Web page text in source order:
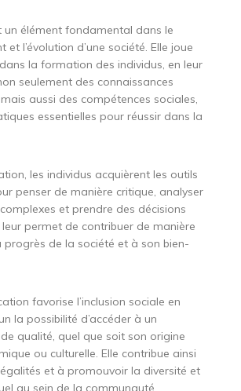
un élément fondamental dans le
et l’évolution d’une société. Elle joue
la formation des individus, en leur
seulement des connaissances
aussi des compétences sociales,
essentielles pour réussir dans la
les individus acquièrent les outils
penser de manière critique, analyser
et prendre des décisions
leur permet de contribuer de manière
progrès de la société et à son bien-
favorise l’inclusion sociale en
la possibilité d’accéder à un
qualité, quel que soit son origine
ou culturelle. Elle contribue ainsi
et à promouvoir la diversité et
au sein de la communauté.